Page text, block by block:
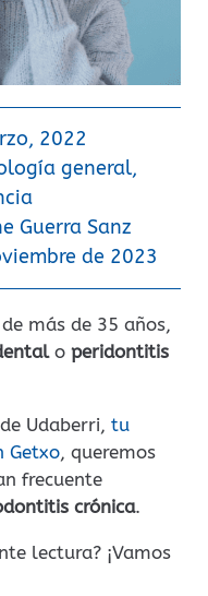
2022
general,
Guerra Sanz
de 2023
más de 35 años,
o peridontitis
Udaberri, tu
Getxo, queremos
frecuente
crónica.
lectura? ¡Vamos